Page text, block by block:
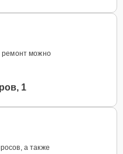
ремонт можно
1
а также